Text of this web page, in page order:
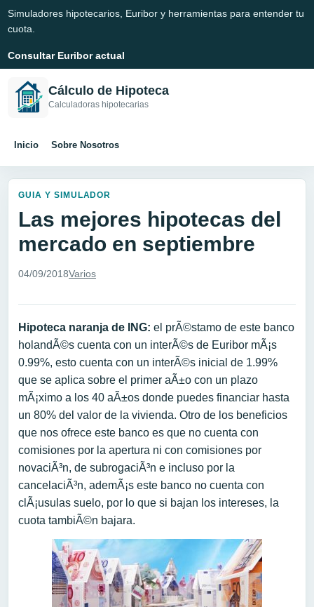
Simuladores hipotecarios, Euribor y herramientas para entender tu
cuota.
Consultar Euribor actual
Cálculo de Hipoteca
Calculadoras hipotecarias
Inicio Sobre Nosotros
GUIA Y SIMULADOR
Las mejores hipotecas del
mercado en septiembre
04/09/2018Varios
Hipoteca naranja de ING: el prÃ©stamo de este banco
holandÃ©s cuenta con un interÃ©s de Euribor mÃ¡s
0.99%, esto cuenta con un interÃ©s inicial de 1.99%
que se aplica sobre el primer aÃ±o con un plazo
mÃ¡ximo a los 40 aÃ±os donde puedes financiar hasta
un 80% del valor de la vivienda. Otro de los beneficios
que nos ofrece este banco es que no cuenta con
comisiones por la apertura ni con comisiones por
novaciÃ³n, de subrogaciÃ³n e incluso por la
cancelaciÃ³n, ademÃ¡s este banco no cuenta con
clÃ¡usulas suelo, por lo que si bajan los intereses, la
cuota tambiÃ©n bajara.